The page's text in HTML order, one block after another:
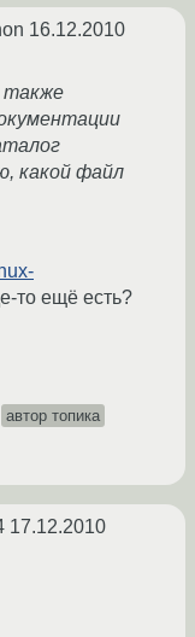
16.12.2010
также
какой файл
то ещё есть?
автор топика
17.12.2010